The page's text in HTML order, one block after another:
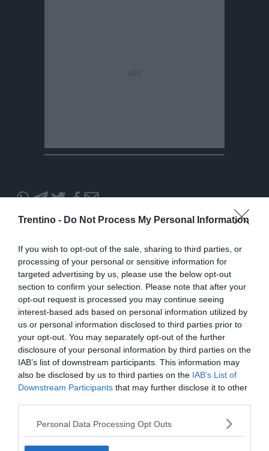
Trentino - Do Not Process My Personal Information
If you wish to opt-out of the sale, sharing to third parties, or
processing of your personal or sensitive information for
targeted advertising by us, please use the below opt-out
section to confirm your selection. Please note that after your
opt-out request is processed you may continue seeing
interest-based ads based on personal information utilized by
us or personal information disclosed to third parties prior to
your opt-out. You may separately opt-out of the further
disclosure of your personal information by third parties on the
IAB’s list of downstream participants. This information may
also be disclosed by us to third parties on the IAB’s List of
Downstream Participants that may further disclose it to other
Personal Data Processing Opt Outs
Condividi
articolo
Whatsapp
Condividi
articolo
Telegram
TwitterCondividi
Mail
Tags
Auto Volkswagen
I più letti
Albiano, nasce la nuova Pro Loco: è la
14ª affiliata in Trentino nel 2026
Intervento sul ghiacciaio della
Presanella: soccorsa una cordata di
quattro persone